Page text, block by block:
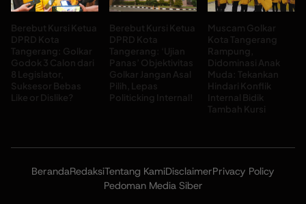
Berebut Kursi Ketua
DPRD Kota
Tangerang: Golkar
Godok 3 Calon dari
8 Legislator,
Suksesor Bebas
Like or Dislike?
Berebut Kursi Ketua
DPRD Kota
Tangerang: ‘Ujian
Panas’ Objektivitas
Golkar Jangan Asal
Pilih, Lepas
Politicking Internal!
Muscam Golkar
Kota Tangerang
Rampung,
Didominasi Anak
Muda: Tekankan
Hindari Konflik
Internal Bidik
Tambah Kursi
BerandaRedaksiTentang KamiDisclaimerPrivacy Policy
Pedoman Media Siber